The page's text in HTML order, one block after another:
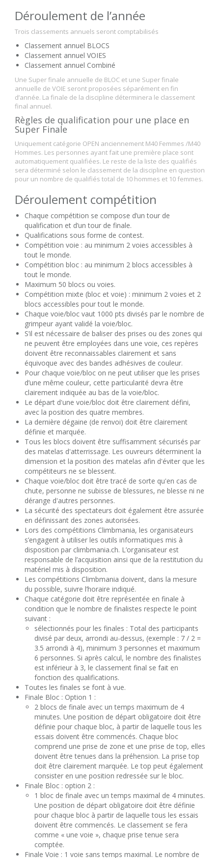
Déroulement de l’année
Trois classements annuels seront comptabilisés
Classement annuel BLOCS
Classement annuel VOIES
Classement annuel Combiné
Une Super finale annuelle de BLOC et une Super finale
annuelle de VOIE seront proposées séparément en fin
d’année. La finale de la discipline déterminera le classement
final annuel.
Règles de qualification pour une place en
Super Finale
Uniquement catégorie OPEN anciennement M40 Femmes /M40
Hommes. Les personnes ayant fait une première place sont
automatiquement qualifiées. Le reste de la liste des qualifiés
sera déterminé selon le classement de la discipline en question
pour un nombre de qualifiés total de 10 hommes et 10 femmes.
Déroulement compétition
Chaque compétition se compose d’un tour de
qualification et d’un tour de finale.
Qualifications sous forme de contest.
Compétition voie : au minimum 2 voies accessibles à
tout le monde.
Compétition bloc : au minimum 2 blocs accessibles à
tout le monde.
Maximum 50 blocs ou voies.
Compétition mixte (bloc et voie) : minimum 2 voies et 2
blocs accessibles pour tout le monde.
Chaque voie/bloc vaut 1000 pts divisés par le nombre de
grimpeur ayant validé la voie/bloc.
S’il est nécessaire de baliser des prises ou des zones qui
ne peuvent être employées dans une voie, ces repères
doivent être reconnaissables clairement et sans
équivoque avec des bandes adhésives de couleur.
Pour chaque voie/bloc on ne peut utiliser que les prises
d’une même couleur, cette particularité devra être
clairement indiquée au bas de la voie/bloc.
Le départ d'une voie/bloc doit être clairement défini,
avec la position des quatre membres.
La dernière dégaine (de renvoi) doit être clairement
définie et marquée.
Tous les blocs doivent être suffisamment sécurisés par
des matelas d'atterrissage. Les ouvreurs déterminent la
dimension et la position des matelas afin d'éviter que les
compétiteurs ne se blessent.
Chaque voie/bloc doit être tracé de sorte qu'en cas de
chute, personne ne subisse de blessures, ne blesse ni ne
dérange d'autres personnes.
La sécurité des spectateurs doit également être assurée
en définissant des zones autorisées.
Lors des compétitions Climbmania, les organisateurs
s’engagent à utiliser les outils informatiques mis à
disposition par climbmania.ch. L’organisateur est
responsable de l’acquisition ainsi que de la restitution du
matériel mis à disposition.
Les compétitions Climbmania doivent, dans la mesure
du possible, suivre l’horaire indiqué.
Chaque catégorie doit être représentée en finale à
condition que le nombre de finalistes respecte le point
suivant :
sélectionnés pour les finales : Total des participants
divisé par deux, arrondi au-dessus, (exemple : 7 / 2 =
3.5 arrondi à 4), minimum 3 personnes et maximum
6 personnes. Si après calcul, le nombre des finalistes
est inférieur à 3, le classement final se fait en
fonction des qualifications.
Toutes les finales se font à vue.
Finale Bloc : Option 1 :
2 blocs de finale avec un temps maximum de 4
minutes. Une position de départ obligatoire doit être
définie pour chaque bloc, à partir de laquelle tous les
essais doivent être commencés. Chaque bloc
comprend une prise de zone et une prise de top, elles
doivent être tenues dans la préhension. La prise top
doit être clairement marquée. Le top peut également
consister en une position redressée sur le bloc.
Finale Bloc : option 2 :
1 bloc de finale avec un temps maximal de 4 minutes.
Une position de départ obligatoire doit être définie
pour chaque bloc à partir de laquelle tous les essais
doivent être commencés. Le classement se fera
comme « une voie », chaque prise tenue sera
comptée.
Finale Voie : 1 voie sans temps maximal. Le nombre de